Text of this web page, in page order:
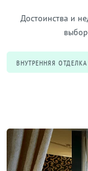
Достоинства и
ВНУТРЕННЯЯ ОТДЕЛКА